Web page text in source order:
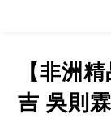
【非洲
吉 吳則